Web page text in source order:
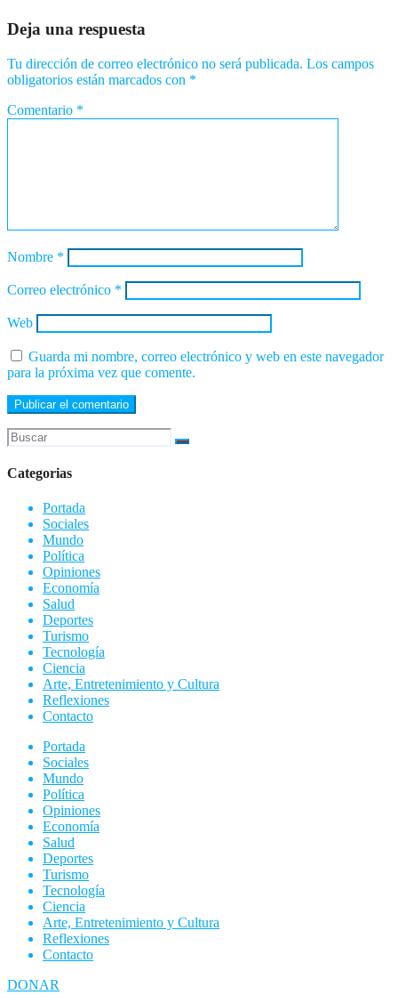
Deja una respuesta
Tu dirección de correo electrónico no será publicada. Los campos
obligatorios están marcados con *
Comentario *
Nombre *
Correo electrónico *
Web
Guarda mi nombre, correo electrónico y web en este navegador
para la próxima vez que comente.
Categorias
Portada
Sociales
Mundo
Política
Opiniones
Economía
Salud
Deportes
Turismo
Tecnología
Ciencia
Arte, Entretenimiento y Cultura
Reflexiones
Contacto
Portada
Sociales
Mundo
Política
Opiniones
Economía
Salud
Deportes
Turismo
Tecnología
Ciencia
Arte, Entretenimiento y Cultura
Reflexiones
Contacto
DONAR